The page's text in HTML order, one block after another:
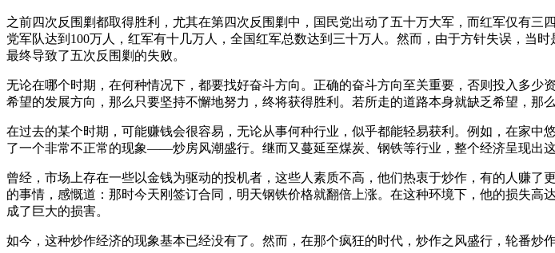
之前四次反围剿都取得胜利，尤其在第四次反围剿中，国民党出动了五十万大军，而红军仅有
党军队达到100万人，红军有十几万人，全国红军总数达到三十万人。然而，由于方针失误，当
最终导致了五次反围剿的失败。
无论在哪个时期，在何种情况下，都要找好奋斗方向。正确的奋斗方向至关重要，否则投入多
希望的发展方向，那么只要坚持不懈地努力，终将获得胜利。若所走的道路本身就缺乏希望，那
在过去的某个时期，可能赚钱会很容易，无论从事何种行业，似乎都能轻易获利。例如，在家
了一个非常不正常的现象——炒房风潮盛行。继而又蔓延至煤炭、钢铁等行业，整个经济呈现出这
曾经，市场上存在一些以金钱为驱动的投机者，这些人素质不高，他们热衷于炒作，有的人赚
的事情，感慨道：那时今天刚签订合同，明天钢铁价格就翻倍上涨。在这种环境下，他的损失
成了巨大的损害。
如今，这种炒作经济的现象基本已经没有了。然而，在那个疯狂的时代，炒作之风盛行，轮番炒